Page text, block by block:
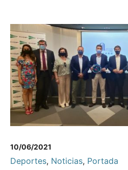
10/06/2021
Deportes, Noticias, Portada